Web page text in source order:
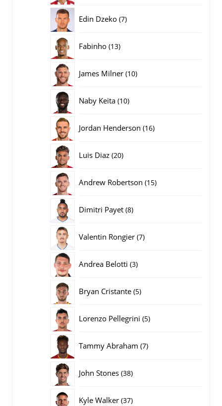
Edin Dzeko 77
Fabinho 1313
James Milner 1010
Naby Keita 1010
Jordan Henderson 1616
Luis Diaz 2020
Andrew Robertson 1515
Dimitri Payet 88
Valentin Rongier 77
Andrea Belotti 33
Bryan Cristante 55
Lorenzo Pellegrini 55
Tammy Abraham 77
John Stones 3838
Kyle Walker 3737